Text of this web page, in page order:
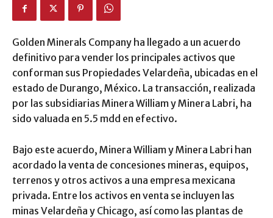
Golden Minerals Company ha llegado a un acuerdo
definitivo para vender los principales activos que
conforman sus Propiedades Velardeña, ubicadas en el
estado de Durango, México. La transacción, realizada
por las subsidiarias Minera William y Minera Labri, ha
sido valuada en 5.5 mdd en efectivo.
Bajo este acuerdo, Minera William y Minera Labri han
acordado la venta de concesiones mineras, equipos,
terrenos y otros activos a una empresa mexicana
privada. Entre los activos en venta se incluyen las
minas Velardeña y Chicago, así como las plantas de